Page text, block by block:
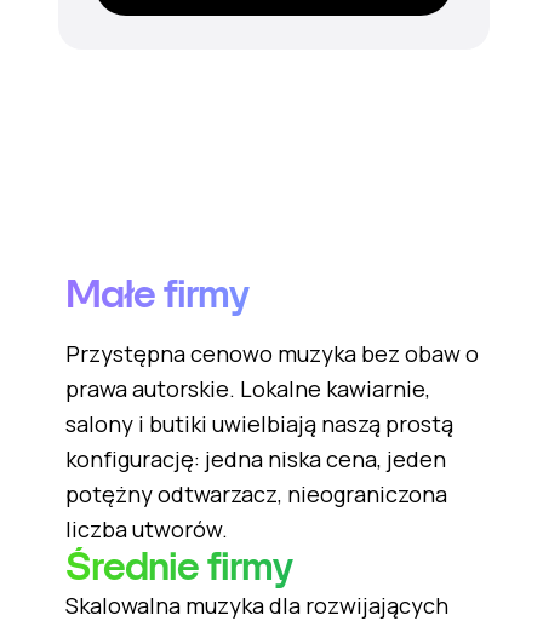
Małe firmy
Przystępna cenowo muzyka bez obaw o
prawa autorskie. Lokalne kawiarnie,
salony i butiki uwielbiają naszą prostą
konfigurację: jedna niska cena, jeden
potężny odtwarzacz, nieograniczona
liczba utworów.
Średnie firmy
Skalowalna muzyka dla rozwijających